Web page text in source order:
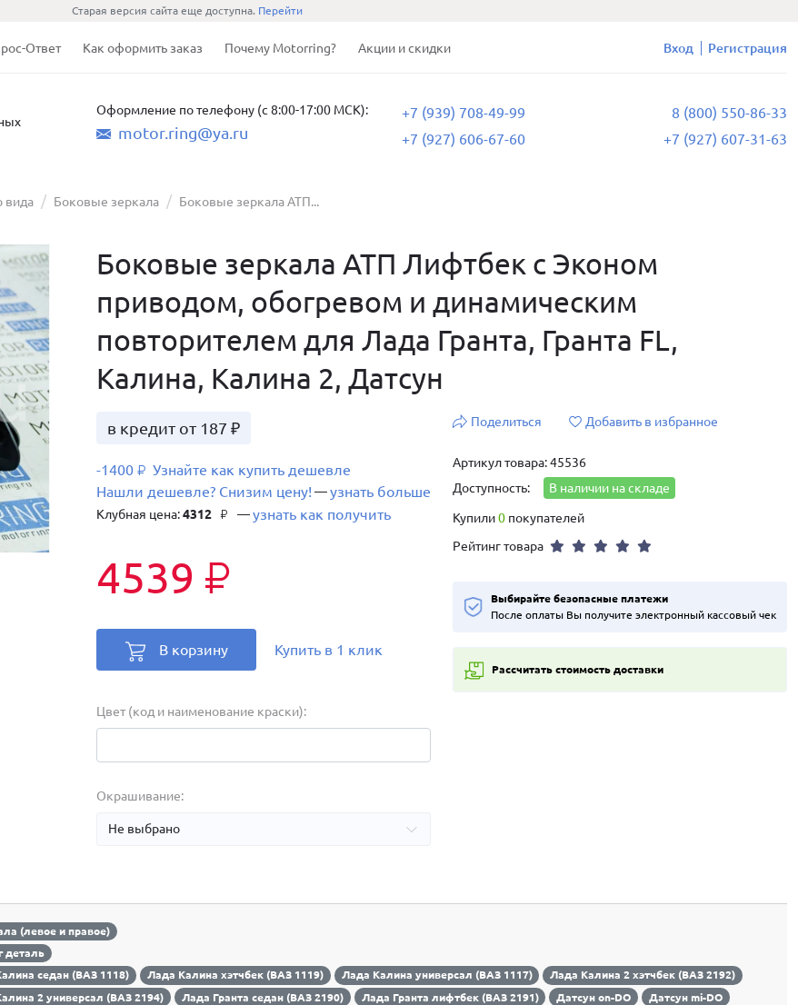
Старая версия сайта еще доступна. Перейти
Ответ Как оформить заказ Почему Motorring? Акции и скидки Вход Регистрация
Оформление по телефону (с 8:00-17:00 МСК):
motor.ring@ya.ru
+7 (939) 708-49-99
+7 (927) 606-67-60
8 (800) 550-86-33
+7 (927) 607-31-63
вида Боковые зеркала Боковые зеркала АТП...
Боковые зеркала АТП Лифтбек с Эконом
приводом, обогревом и динамическим
повторителем для Лада Гранта, Гранта FL,
Калина, Калина 2, Датсун
в кредит от 187 ₽
-1400 ₽ Узнайте как купить дешевле
Нашли дешевле? Снизим цену! —узнать больше
Клубная цена:4312 ₽ —узнать как получить
4539 ₽
В корзину Купить в 1 клик
Цвет (код и наименование краски):
Окрашивание:
Поделиться Добавить в избранное
Артикул товара: 45536
Доступность:
В наличии на складе
Купили0 покупателей
Рейтинг товара
Выбирайте безопасные платежи
После оплаты Вы получите электронный кассовый чек
Рассчитать стоимость доставки
(левое и правое)
деталь
седан (ВАЗ 1118) Лада Калина хэтчбек (ВАЗ 1119) Лада Калина универсал (ВАЗ 1117)
Лада Калина 2 хэтчбек (ВАЗ 2192)
2 универсал (ВАЗ 2194)
Лада Гранта седан (ВАЗ 2190) Лада Гранта лифтбек (ВАЗ 2191) Датсун on-DO
Датсун mi-DO